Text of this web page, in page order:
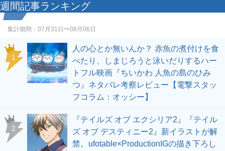
週間記事ランキング
集計期間： 07月31日〜08月06日
1
人の心とか無いんか？ 赤魚の煮付けを食
べたり、しまじろうと泳いだりするハー
トフル映画『ちいかわ 人魚の島のひみ
つ』ネタバレ考察レビュー【電撃スタッ
フコラム：オッシー】
2
『テイルズ オブ エクシリア2』『テイル
ズ オブ デスティニー2』新イラストが解
禁。ufotable×ProductionIGの描き下ろし